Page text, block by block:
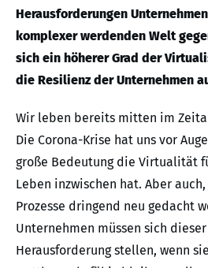
Herausforderungen
komplexer werdenden Welt
sich ein höherer Grad der
die Resilienz der Unternehmen
Wir leben bereits mitten im
Die Corona-Krise hat uns vor
große Bedeutung die Virtualität
Leben inzwischen hat. Aber
Prozesse dringend neu gedacht
Unternehmen müssen sich
Herausforderung stellen, wenn